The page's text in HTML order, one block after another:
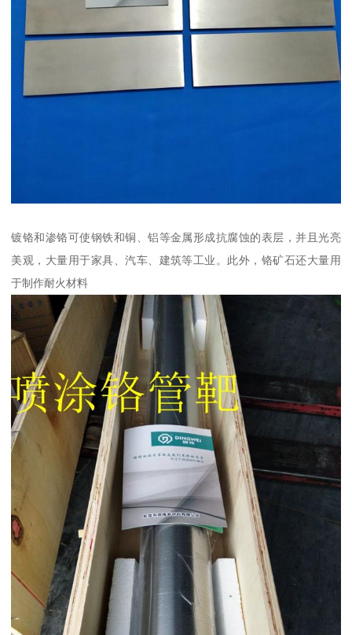
镀铬和渗铬可使钢铁和铜、铝等金属形成抗腐蚀的表层，并且光亮
美观，大量用于家具、汽车、建筑等工业。此外，铬矿石还大量用
于制作耐火材料